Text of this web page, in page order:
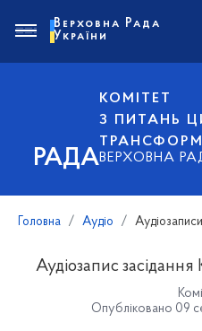
РАДА
КОМІТЕТ
З ПИТАНЬ
ВЕРХОВНА
Верховна Рада
України
Головна Аудіо
Аудіозапис засідання
Опубліковано 09